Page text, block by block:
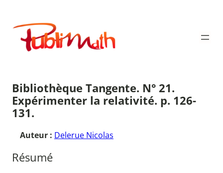
contenu
Publimath
Bibliothèque Tangente. N° 21.
Expérimenter la relativité. p. 126-
131.
Auteur : Delerue Nicolas
Résumé